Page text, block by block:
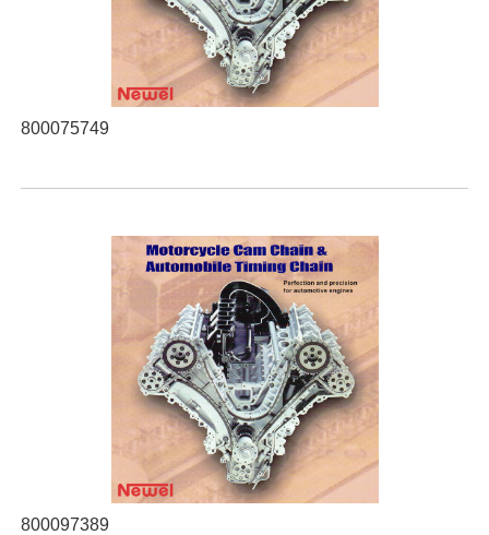
800075749
800097389